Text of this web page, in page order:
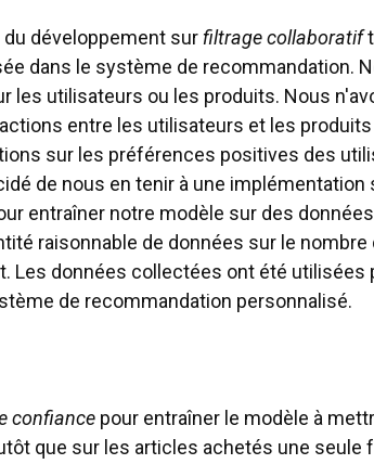
développement sur filtrage collaboratif
dans le système de recommandation.
les utilisateurs ou les produits. Nous
entre les utilisateurs et les
sur les préférences positives des
de nous en tenir à une implémentation
entraîner notre modèle sur des
raisonnable de données sur le
Les données collectées ont été utilisées
de recommandation personnalisé.
confiance pour entraîner le modèle à
que sur les articles achetés une seule